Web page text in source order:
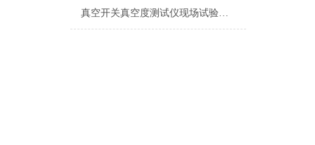
真空开关真空度测试仪现场试验使用方法